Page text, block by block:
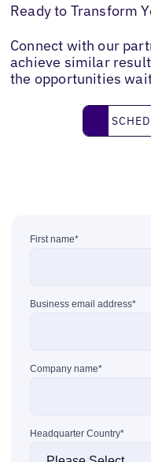
Ready to Transform
Connect with our
achieve similar
the opportunities
Schedule a